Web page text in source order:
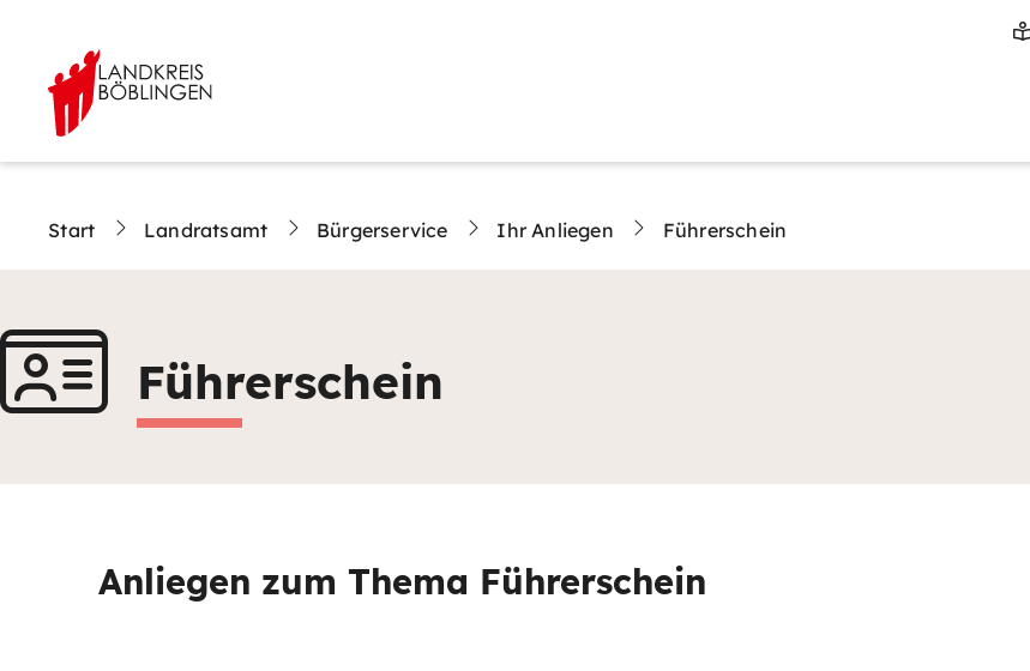
Start Landratsamt Bürgerservice Ihr Anliegen Führerschein
Führerschein
Anliegen zum Thema Führerschein